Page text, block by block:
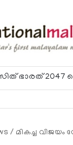
/ മികച്ച വിജയം